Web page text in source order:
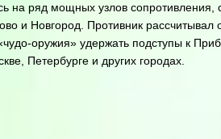
на ряд мощных узлов сопротивления,
и Новгород. Противник рассчитывал
оружия» удержать подступы к
Петербурге и других городах.